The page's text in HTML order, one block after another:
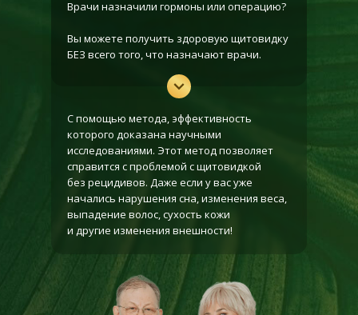
Врачи назначили гормоны или операцию?
Вы можете получить здоровую щитовидку
БЕЗ всего того, что назначают врачи.
С помощью метода, эффективность
которого доказана научными
исследованиями. Этот метод позволяет
справится с проблемой с щитовидкой
без рецидивов. Даже если у вас уже
начались нарушения сна, изменения веса,
выпадение волос, сухость кожи
и другие изменения внешности!